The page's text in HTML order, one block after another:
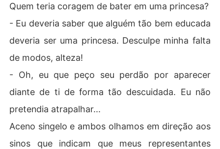
Quem teria coragem de bater em uma princesa?
- Eu deveria saber que alguém tão bem educada
deveria ser uma princesa. Desculpe minha falta
de modos, alteza!
- Oh, eu que peço seu perdão por aparecer
diante de ti de forma tão descuidada. Eu não
pretendia atrapalhar...
Aceno singelo e ambos olhamos em direção aos
sinos que indicam que meus representantes